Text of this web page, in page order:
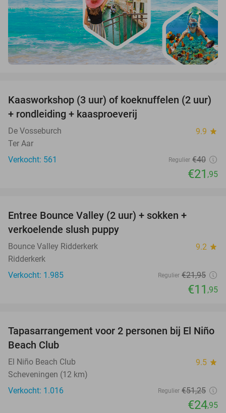
45%
Kaasworkshop (3 uur) of koeknuffelen (2 uur)
+ rondleiding + kaasproeverij
De Vosseburch 9.9 star
Ter Aar
Verkocht: 561
Regulier €40
€21 ,95
Entree Bounce Valley (2 uur) + sokken +
verkoelende slush puppy
Bounce Valley Ridderkerk 9.2 star
Ridderkerk
Verkocht: 1.985
Regulier €21,95
€11 ,95
51%
Tapasarrangement voor 2 personen bij El Niño
Beach Club
El Niño Beach Club 9.5 star
Scheveningen (12 km)
Verkocht: 1.016
Regulier €51,25
€24,95